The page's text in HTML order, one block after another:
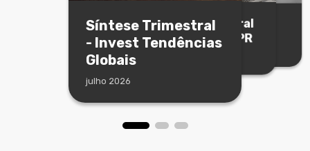
Síntese Trimestral
- Invest Tendências
Globais
julho 2026
Síntese Trimestral
- Alves Ribeiro PPR
Invest Monthly -
Junho 2026